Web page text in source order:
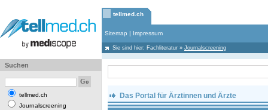
tellmed.ch
Sitemap | Impressum
Sie sind hier: Fachliteratur » Journalscreening
Suchen
tellmed.ch
Journalscreening
Das Portal für Ärztinnen und Ärzte